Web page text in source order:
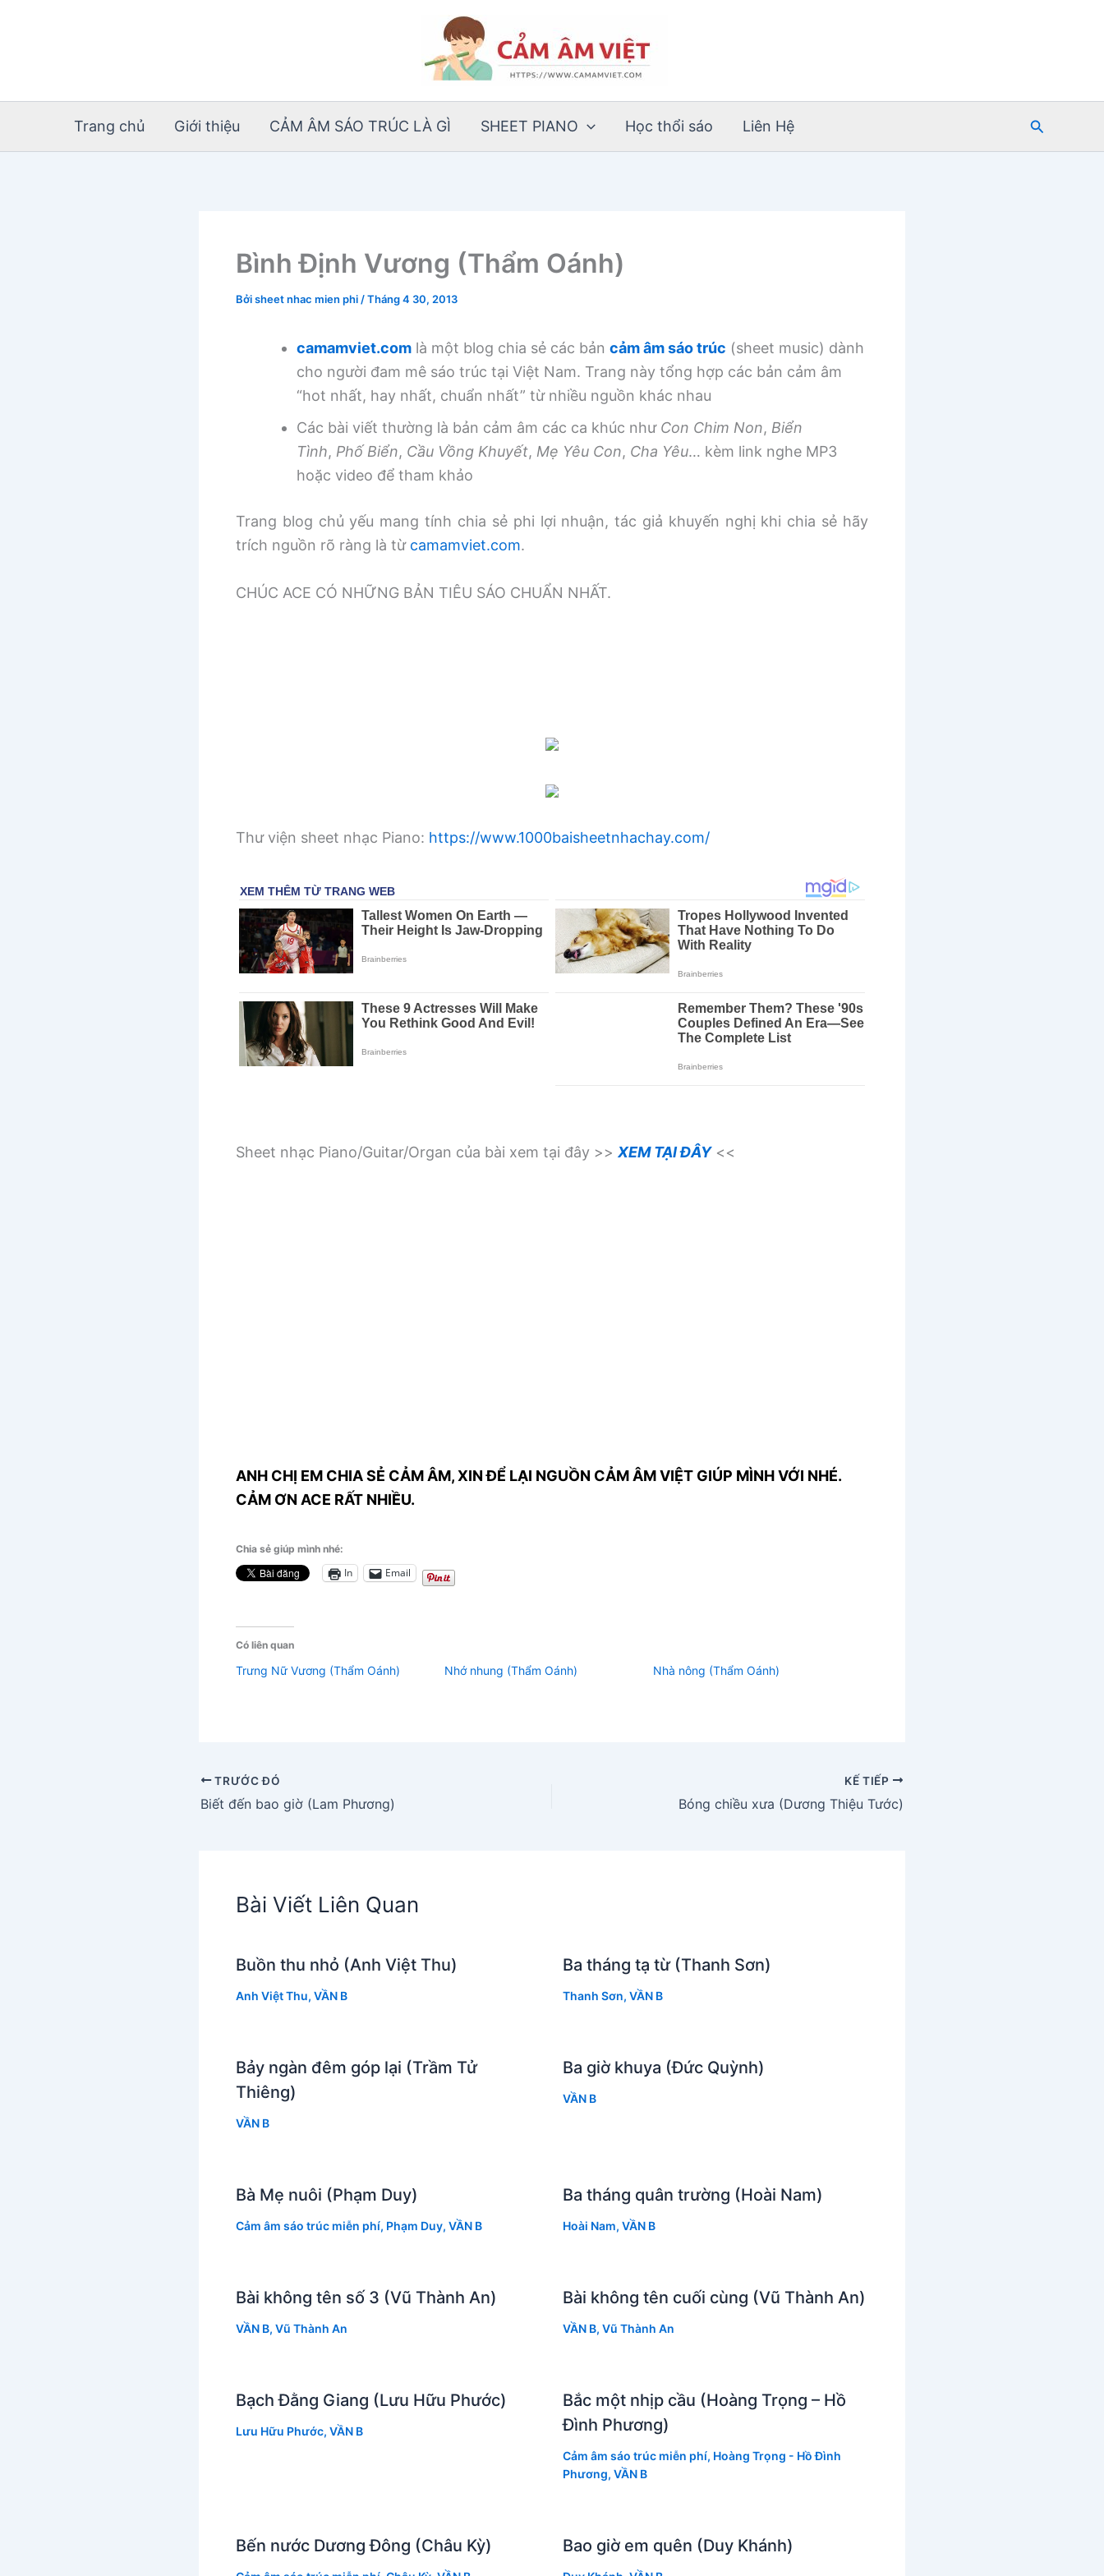
Trang chủ Giới thiệu CẢM ÂM SÁO TRÚC LÀ GÌ SHEET PIANO Học thổi sáo Liên Hệ
Tìm
Bình Định Vương (Thẩm Oánh)
Bởisheet nhac mien phi /Tháng 4 30, 2013
camamviet.com là một blog chia sẻ các bản cảm âm sáo trúc (sheet music) dành
cho người đam mê sáo trúc tại Việt Nam. Trang này tổng hợp các bản cảm âm
“hot nhất, hay nhất, chuẩn nhất” từ nhiều nguồn khác nhau
Các bài viết thường là bản cảm âm các ca khúc như Con Chim Non, Biển
Tình, Phố Biển, Cầu Vồng Khuyết, Mẹ Yêu Con, Cha Yêu… kèm link nghe MP3
hoặc video để tham khảo
Trang blog chủ yếu mang tính chia sẻ phi lợi nhuận, tác giả khuyến nghị khi chia sẻ hãy
trích nguồn rõ ràng là từ camamviet.com.
CHÚC ACE CÓ NHỮNG BẢN TIÊU SÁO CHUẨN NHẤT.
Thư viện sheet nhạc Piano: https://www.1000baisheetnhachay.com/
Sheet nhạc Piano/Guitar/Organ của bài xem tại đây >> XEM TẠI ĐÂY<<
ANH CHỊ EM CHIA SẺ CẢM ÂM, XIN ĐỂ LẠI NGUỒN CẢM ÂM VIỆT GIÚP MÌNH VỚI NHÉ.
CẢM ƠN ACE RẤT NHIỀU.
Chia sẻ giúp mình nhé:
In Email
Có liên quan
Trưng Nữ Vương (Thẩm Oánh) Nhớ nhung (Thẩm Oánh) Nhà nông (Thẩm Oánh)
TRƯỚC ĐÓ
Biết đến bao giờ (Lam Phương)
KẾ TIẾP
Bóng chiều xưa (Dương Thiệu Tước)
Bài Viết Liên Quan
Buồn thu nhỏ (Anh Việt Thu)
Anh Việt Thu, VẦN B
Ba tháng tạ từ (Thanh Sơn)
Thanh Sơn, VẦN B
Bảy ngàn đêm góp lại (Trầm Tử
Thiêng)
VẦN B
Ba giờ khuya (Đức Quỳnh)
VẦN B
Bà Mẹ nuôi (Phạm Duy)
Cảm âm sáo trúc miễn phí, Phạm Duy, VẦN B
Ba tháng quân trường (Hoài Nam)
Hoài Nam, VẦN B
Bài không tên số 3 (Vũ Thành An)
VẦN B, Vũ Thành An
Bài không tên cuối cùng (Vũ Thành An)
VẦN B, Vũ Thành An
Bạch Đằng Giang (Lưu Hữu Phước)
Lưu Hữu Phước, VẦN B
Bắc một nhịp cầu (Hoàng Trọng – Hồ
Đình Phương)
Cảm âm sáo trúc miễn phí, Hoàng Trọng - Hồ Đình
Phương, VẦN B
Bến nước Dương Đông (Châu Kỳ) Bao giờ em quên (Duy Khánh)